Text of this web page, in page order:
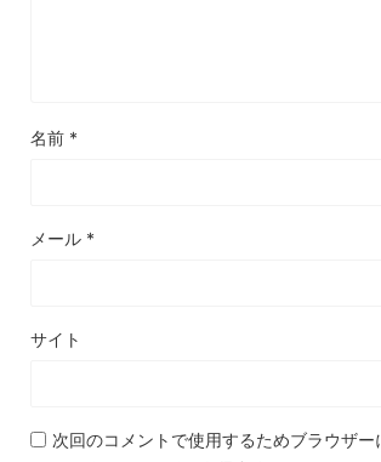
名前 *
メール *
サイト
次回のコメントで使用するためブラウザー